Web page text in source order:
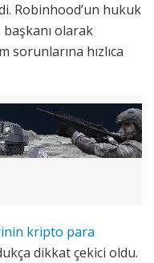
Robinhood’un hukuk
başkanı olarak
sorunlarına hızlıca
kripto para
dikkat çekici oldu.